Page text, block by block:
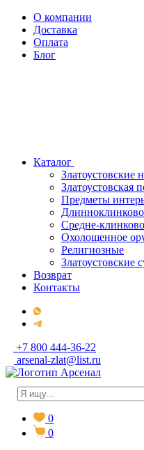
О компании
Доставка
Оплата
Блог
Каталог
Златоустовские
Златоустовская
Предметы
Средне-
Охолощенное
Религиозные
Златоустовские
Возврат
Контакты
+7 800 444-36-22
arsenal-zlat@list.ru
0
0